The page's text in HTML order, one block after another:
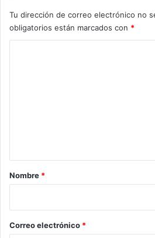
Tu dirección de correo electrónico no
obligatorios están marcados con *
r
*
Nombre *
Correo electrónico *